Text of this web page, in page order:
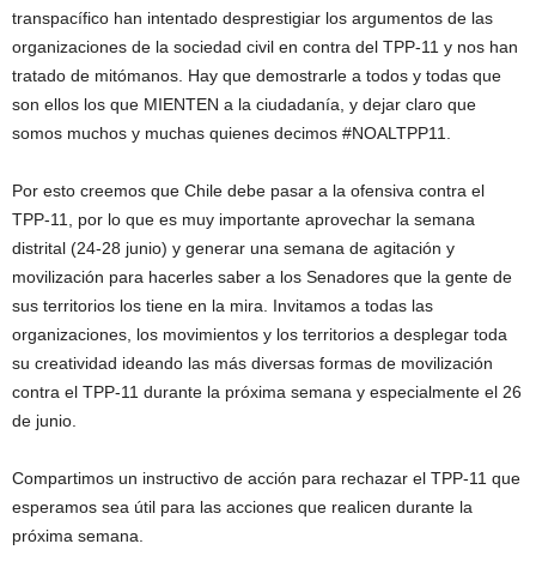
transpacífico han intentado desprestigiar los argumentos de las
organizaciones de la sociedad civil en contra del TPP-11 y nos han
tratado de mitómanos. Hay que demostrarle a todos y todas que
son ellos los que MIENTEN a la ciudadanía, y dejar claro que
somos muchos y muchas quienes decimos #NOALTPP11.
Por esto creemos que Chile debe pasar a la ofensiva contra el
TPP-11, por lo que es muy importante aprovechar la semana
distrital (24-28 junio) y generar una semana de agitación y
movilización para hacerles saber a los Senadores que la gente de
sus territorios los tiene en la mira. Invitamos a todas las
organizaciones, los movimientos y los territorios a desplegar toda
su creatividad ideando las más diversas formas de movilización
contra el TPP-11 durante la próxima semana y especialmente el 26
de junio.
Compartimos un instructivo de acción para rechazar el TPP-11 que
esperamos sea útil para las acciones que realicen durante la
próxima semana.